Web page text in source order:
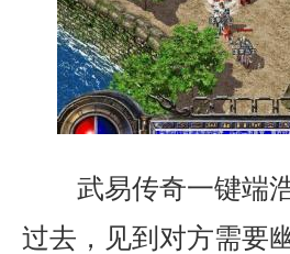
武易传奇一键端
过去，见到对方需要